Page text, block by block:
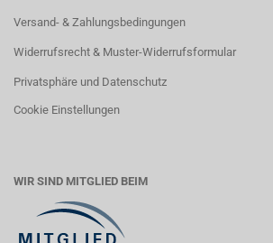
Versand- & Zahlungsbedingungen
Widerrufsrecht & Muster-Widerrufsformular
Privatsphäre und Datenschutz
Cookie Einstellungen
WIR SIND MITGLIED BEIM